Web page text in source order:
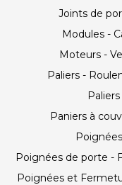
Joints de
Modules -
Moteurs -
Paliers -
Paniers à
Poignées de porte -
Poignées et